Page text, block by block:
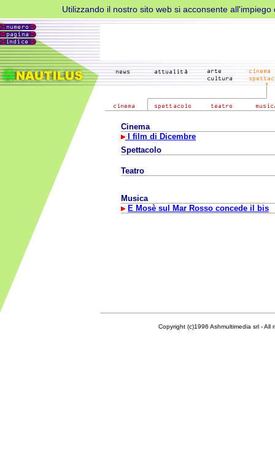
Utilizzando il nostro sito web si acconsente
Cinema
I film di Dicembre
Spettacolo
Teatro
Musica
E Mosè sul Mar Rosso concede il bis
Copyright (c)1996 Ashmultimedia srl - All